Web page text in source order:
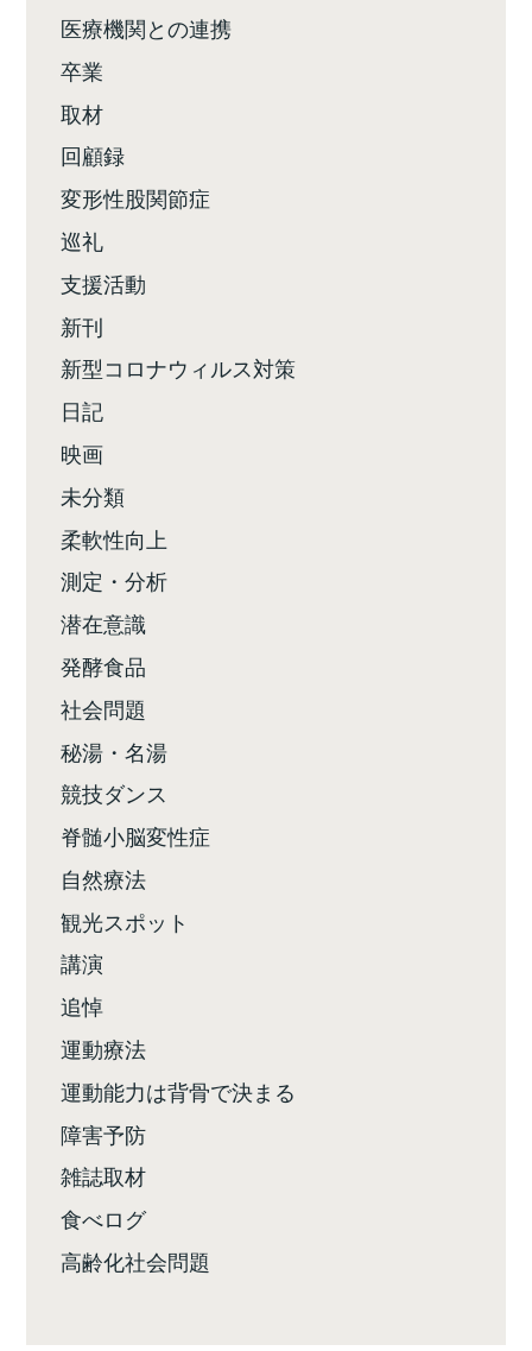
医療機関との連携
卒業
取材
回顧録
変形性股関節症
巡礼
支援活動
新刊
新型コロナウィルス対策
日記
映画
未分類
柔軟性向上
測定・分析
潜在意識
発酵食品
社会問題
秘湯・名湯
競技ダンス
脊髄小脳変性症
自然療法
観光スポット
講演
追悼
運動療法
運動能力は背骨で決まる
障害予防
雑誌取材
食べログ
高齢化社会問題